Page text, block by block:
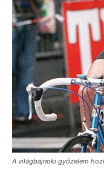
A világbajnoki győzelem